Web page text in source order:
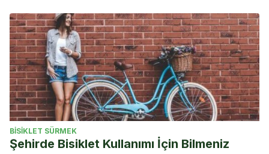
BISIKLET SÜRMEK
Şehirde Bisiklet Kullanımı İçin Bilmeniz